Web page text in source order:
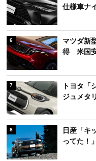
仕様車ナ
6
マツダ新
得 米国
7
トヨタ「
ジュメタ
8
日産「キ
ってた！